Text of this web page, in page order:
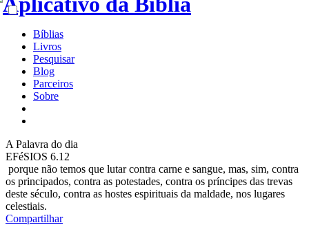
Bíblias
Livros
Pesquisar
Blog
Parceiros
Sobre
A Palavra do dia
EFéSIOS 6.12
porque não temos que lutar contra carne e sangue, mas, sim, contra
os principados, contra as potestades, contra os príncipes das trevas
deste século, contra as hostes espirituais da maldade, nos lugares
celestiais.
Compartilhar